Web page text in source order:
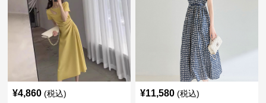
¥4,860 (税込) ¥11,580 (税込)